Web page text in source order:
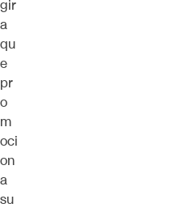
gir
a
qu
e
pr
o
m
oci
on
a
su